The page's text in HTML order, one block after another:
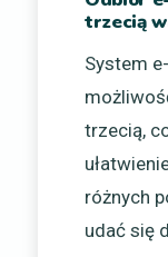
trzecią
System
trzecią,
różnych
udać się